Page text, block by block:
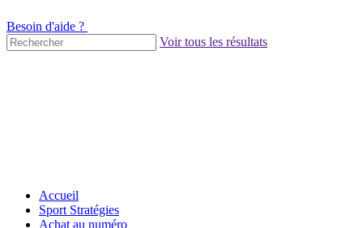
Besoin d'aide ?
Voir tous les résultats
Accueil
Sport Stratégies
Achat au numéro